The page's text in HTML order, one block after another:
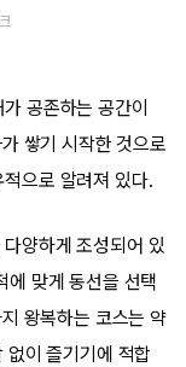
공존하는 공간이
쌓기 시작한 것으로
으로 알려져 있다.
양하게 조성되어 있
에 맞게 동선을 선택
왕복하는 코스는 약
이 즐기기에 적합